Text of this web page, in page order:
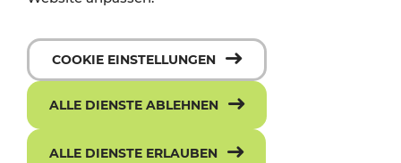
COOKIE EINSTELLUNGEN
ALLE DIENSTE ABLEHNEN
ALLE DIENSTE ERLAUBEN